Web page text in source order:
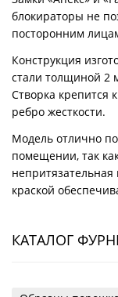
блокираторы не
посторонним
Конструкция
стали толщиной 2
Створка крепится
ребро жесткости.
Модель отлично
помещении, так
краской
КАТАЛОГ